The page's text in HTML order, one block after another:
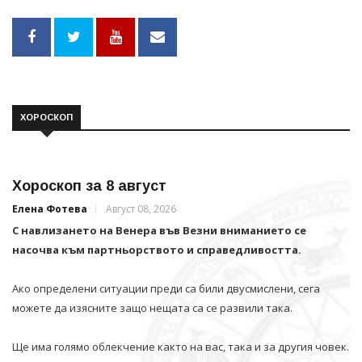
ХОРОСКОП
Хороскоп за 8 август
Елена Фотева Август 08, 2026
С навлизането на Венера във Везни вниманието се
насочва към партньорството и справедливостта.
Ако определени ситуации преди са били двусмислени, сега
можете да изясните защо нещата са се развили така.
Ще има голямо облекчение както на вас, така и за другия човек.